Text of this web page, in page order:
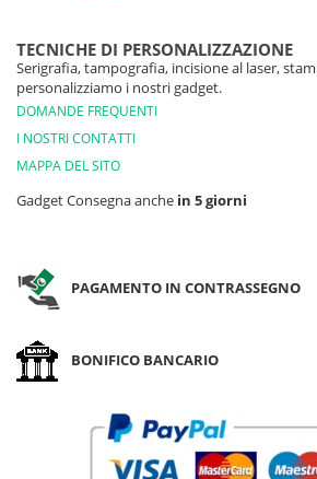
TECNICHE DI PERSONALIZZAZIONE
Serigrafia, tampografia, incisione al laser,
personalizziamo i nostri gadget.
DOMANDE FREQUENTI
I NOSTRI CONTATTI
MAPPA DEL SITO
Gadget Consegna anche in 5 giorni
PAGAMENTO IN CONTRASSEGNO
BONIFICO BANCARIO